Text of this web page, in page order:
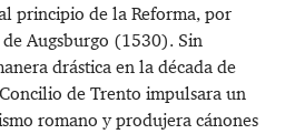
principio de la Reforma, por
Augsburgo (1530). Sin
drástica en la década de
de Trento impulsara un
romano y produjera cánones